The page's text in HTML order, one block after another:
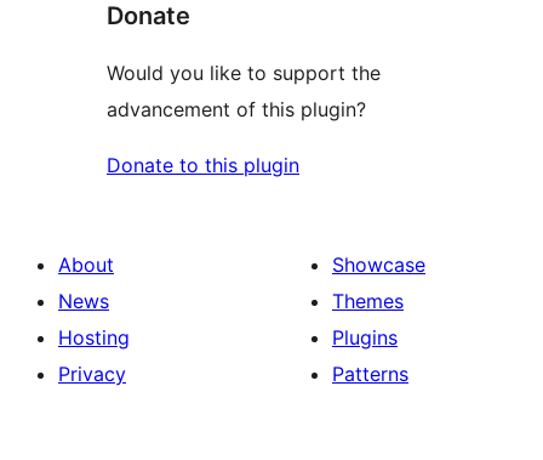
Donate
Would you like to support the
advancement of this plugin?
Donate to this plugin
About
News
Hosting
Privacy
Showcase
Themes
Plugins
Patterns